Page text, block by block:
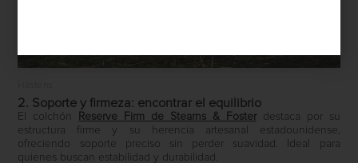
2. Soporte y firmeza: encontrar el equilibrio
El colchón Reserve Firm de Stearns & Fosterdestaca por su
estructura firme y su herencia artesanal estadounidense,
ofreciendo soporte preciso sin perder suavidad. Ideal para
quienes buscan estabilidad y durabilidad.